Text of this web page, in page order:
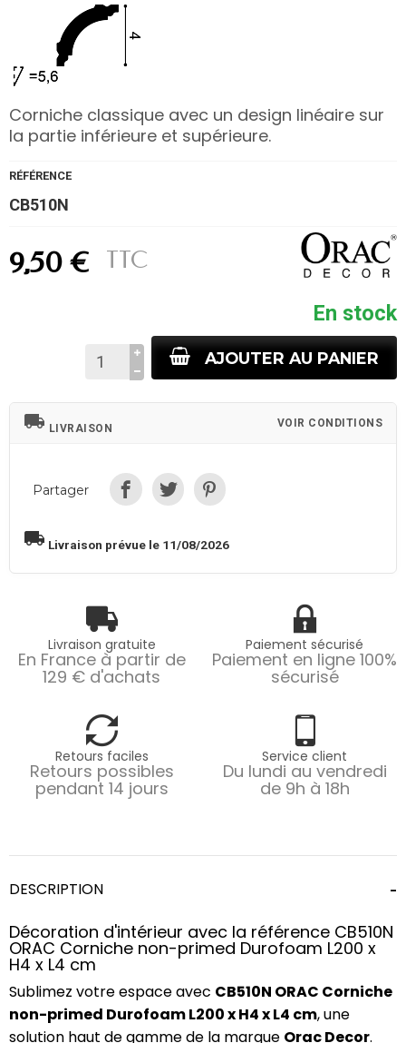
Corniche classique avec un design linéaire sur
la partie inférieure et supérieure.
RÉFÉRENCE
CB510N
9,50 € TTC
En stock
AJOUTER AU PANIER
local_shipping LIVRAISON VOIR CONDITIONS
Partager
local_shipping Livraison prévue le 11/08/2026
Livraison gratuite
En France à partir de
129 € d'achats
Paiement sécurisé
Paiement en ligne 100%
sécurisé
Retours faciles
Retours possibles
pendant 14 jours
Service client
Du lundi au vendredi
de 9h à 18h
DESCRIPTION
Décoration d'intérieur avec la référence CB510N
ORAC Corniche non-primed Durofoam L200 x
H4 x L4 cm
Sublimez votre espace avec CB510N ORAC Corniche
non-primed Durofoam L200 x H4 x L4 cm, une
solution haut de gamme de la marque Orac Decor.